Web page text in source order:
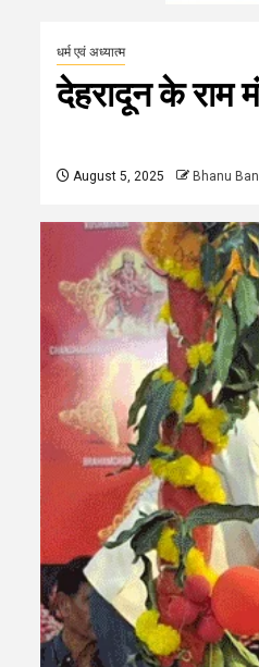
धर्म एवं अध्यात्म
देहरादून के राम
August 5, 2025 Bhanu